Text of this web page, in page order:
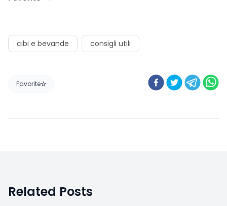
cibi e bevande consigli utili
Favorite
Related Posts